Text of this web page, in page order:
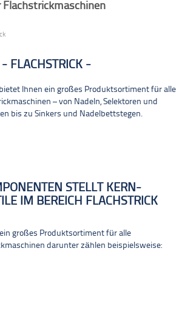
FLACHSTRICK
bietet Ihnen ein großes Produktsortiment für alle
– von Nadeln, Selektoren und
bis zu Sinkers und Nadelbettstegen.
STELLT KERN-
IM BEREICH FLACHSTRICK
großes Produktsortiment für alle
darunter zählen beispielsweise: